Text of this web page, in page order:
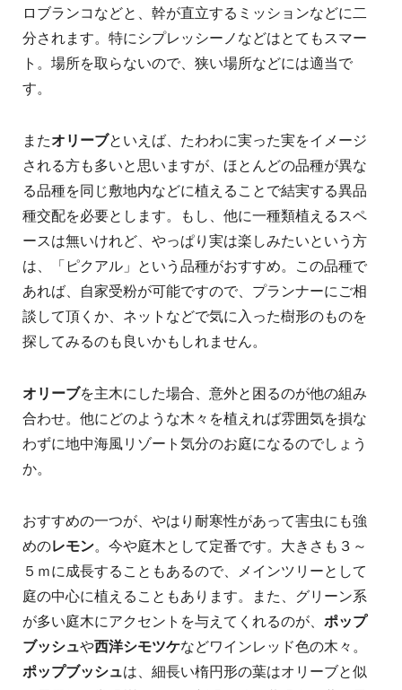
ロブランコなどと、幹が直立するミッションなどに二
分されます。特にシプレッシーノなどはとてもスマー
ト。場所を取らないので、狭い場所などには適当で
す。
またオリーブといえば、たわわに実った実をイメージ
される方も多いと思いますが、ほとんどの品種が異な
る品種を同じ敷地内などに植えることで結実する異品
種交配を必要とします。もし、他に一種類植えるスペ
ースは無いけれど、やっぱり実は楽しみたいという方
は、「ピクアル」という品種がおすすめ。この品種で
あれば、自家受粉が可能ですので、プランナーにご相
談して頂くか、ネットなどで気に入った樹形のものを
探してみるのも良いかもしれません。
オリーブを主木にした場合、意外と困るのが他の組み
合わせ。他にどのような木々を植えれば雰囲気を損な
わずに地中海風リゾート気分のお庭になるのでしょう
か。
おすすめの一つが、やはり耐寒性があって害虫にも強
めのレモン。今や庭木として定番です。大きさも３～
５ｍに成長することもあるので、メインツリーとして
庭の中心に植えることもあります。また、グリーン系
が多い庭木にアクセントを与えてくれるのが、 ポップ
ブッシュや西洋シモツケなどワインレッド色の木々。
ポップブッシュは、細長い楕円形の葉はオリーブと似